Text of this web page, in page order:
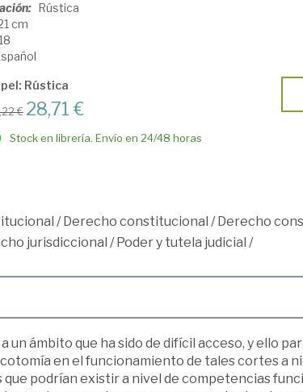
Rústica
cm
Rústica
€ 28,71 €
Stock en librería. Envío en 24/48 horas
/Derecho constitucional /Derecho
jurisdiccional /Poder y tutela judicial /
un ámbito que ha sido de difícil acceso, y ello
en el funcionamiento de tales cortes a
podrían existir a nivel de competencias